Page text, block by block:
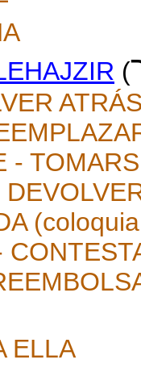
(
-
ELLA